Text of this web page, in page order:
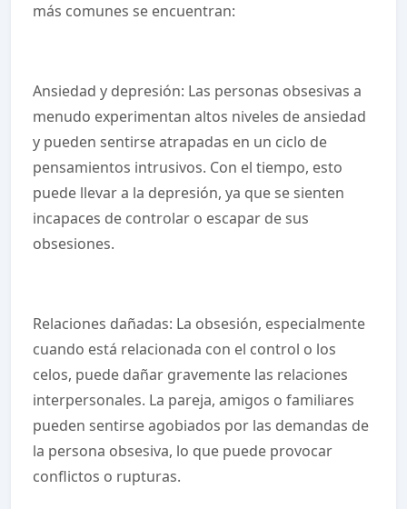
más comunes se encuentran:
Ansiedad y depresión: Las personas obsesivas a
menudo experimentan altos niveles de ansiedad
y pueden sentirse atrapadas en un ciclo de
pensamientos intrusivos. Con el tiempo, esto
puede llevar a la depresión, ya que se sienten
incapaces de controlar o escapar de sus
obsesiones.
Relaciones dañadas: La obsesión, especialmente
cuando está relacionada con el control o los
celos, puede dañar gravemente las relaciones
interpersonales. La pareja, amigos o familiares
pueden sentirse agobiados por las demandas de
la persona obsesiva, lo que puede provocar
conflictos o rupturas.